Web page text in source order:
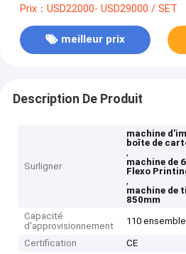
de 850mm 60m/min emballage
Prix：USD22000- USD29000 / SET
meilleur prix
Description De Produit
Surligner
machine
boîte de
,
machine de
Flexo
,
machine de
850mm
Capacité
d'approvisionnement
110
Certification
CE